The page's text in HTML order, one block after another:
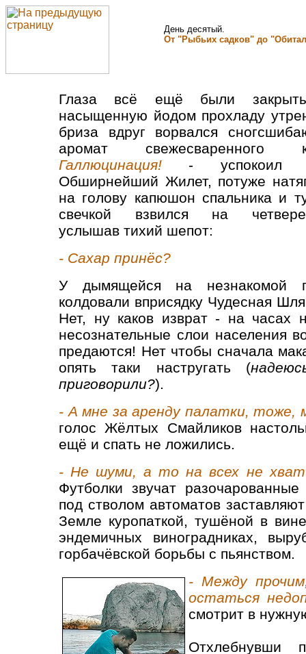
День десятый.
От "Рыбьих садков" до
Глаза всё ещё были
насыщенную йодом прохладу
бриза вдруг ворвался
аромат свежесваренного
Галлюцинация! - успокоил
Обширнейший Жилет, потуже
на голову капюшон спальника и
свечкой взвился на
услышав тихий шепот:
- Сахар принёс?
У дымящейся на незнакомой
колдовали вприсядку Чудесная
Нет, ну каков изврат - на часах
несознательные слои населения
предаются! Нет чтобы сначала
опять таки настругать (
приговорили?).
- А мне за аренду палатки, тоже,
голос Жёлтых Смайликов
ещё и спать не ложились.
- Не шуми, а то на всех не
Футболки звучат
под стволом автоматов
Земле куропаткой, тушёной в
эндемичных виноградниках,
горбачёвской борьбы с пьянством.
- Между
остаться
смотрит в
Отхлебнувши